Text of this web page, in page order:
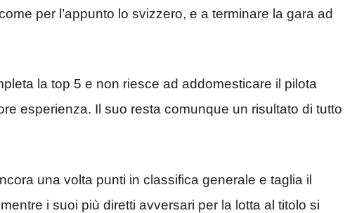
per l’appunto lo svizzero, e a terminare la gara ad
la top 5 e non riesce ad addomesticare il pilota
esperienza. Il suo resta comunque un risultato di tutto
una volta punti in classifica generale e taglia il
i suoi più diretti avversari per la lotta al titolo si